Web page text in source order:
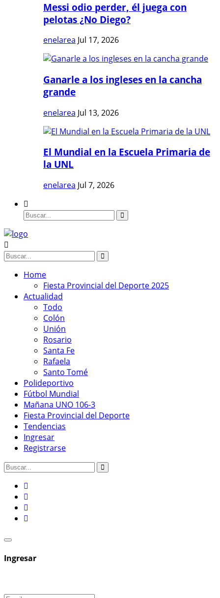
Messi odio perder, él juega con
pelotas ¿No Diego?
enelarea Jul 17, 2026
Ganarle a los ingleses en la cancha
grande
enelarea Jul 13, 2026
El Mundial en la Escuela Primaria de
la UNL
enelarea Jul 7, 2026
Home
Fiesta Provincial del Deporte 2025
Actualidad
Todo
Colón
Unión
Rosario
Santa Fe
Rafaela
Santo Tomé
Polideportivo
Fútbol Mundial
Mañana UNO 106-3
Fiesta Provincial del Deporte
Tendencias
Ingresar
Registrarse
Ingresar